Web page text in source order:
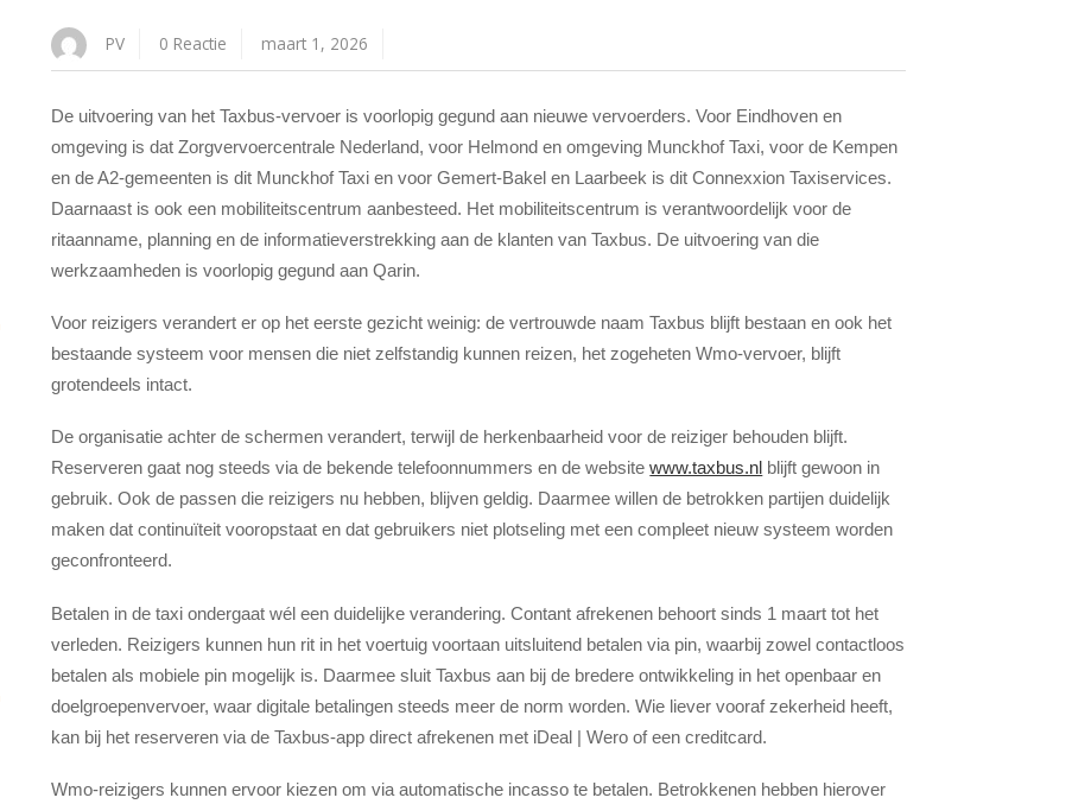
PV 0 Reactie maart 1, 2026
De uitvoering van het Taxbus-vervoer is voorlopig gegund aan nieuwe vervoerders. Voor Eindhoven en
omgeving is dat Zorgvervoercentrale Nederland, voor Helmond en omgeving Munckhof Taxi, voor de Kempen
en de A2-gemeenten is dit Munckhof Taxi en voor Gemert-Bakel en Laarbeek is dit Connexxion Taxiservices.
Daarnaast is ook een mobiliteitscentrum aanbesteed. Het mobiliteitscentrum is verantwoordelijk voor de
ritaanname, planning en de informatieverstrekking aan de klanten van Taxbus. De uitvoering van die
werkzaamheden is voorlopig gegund aan Qarin.
Voor reizigers verandert er op het eerste gezicht weinig: de vertrouwde naam Taxbus blijft bestaan en ook het
bestaande systeem voor mensen die niet zelfstandig kunnen reizen, het zogeheten Wmo-vervoer, blijft
grotendeels intact.
De organisatie achter de schermen verandert, terwijl de herkenbaarheid voor de reiziger behouden blijft.
Reserveren gaat nog steeds via de bekende telefoonnummers en de websitewww.taxbus.nl blijft gewoon in
gebruik. Ook de passen die reizigers nu hebben, blijven geldig. Daarmee willen de betrokken partijen duidelijk
maken dat continuïteit vooropstaat en dat gebruikers niet plotseling met een compleet nieuw systeem worden
geconfronteerd.
Betalen in de taxi ondergaat wél een duidelijke verandering. Contant afrekenen behoort sinds 1 maart tot het
verleden. Reizigers kunnen hun rit in het voertuig voortaan uitsluitend betalen via pin, waarbij zowel contactloos
betalen als mobiele pin mogelijk is. Daarmee sluit Taxbus aan bij de bredere ontwikkeling in het openbaar en
doelgroepenvervoer, waar digitale betalingen steeds meer de norm worden. Wie liever vooraf zekerheid heeft,
kan bij het reserveren via de Taxbus-app direct afrekenen met iDeal | Wero of een creditcard.
Wmo-reizigers kunnen ervoor kiezen om via automatische incasso te betalen. Betrokkenen hebben hierover